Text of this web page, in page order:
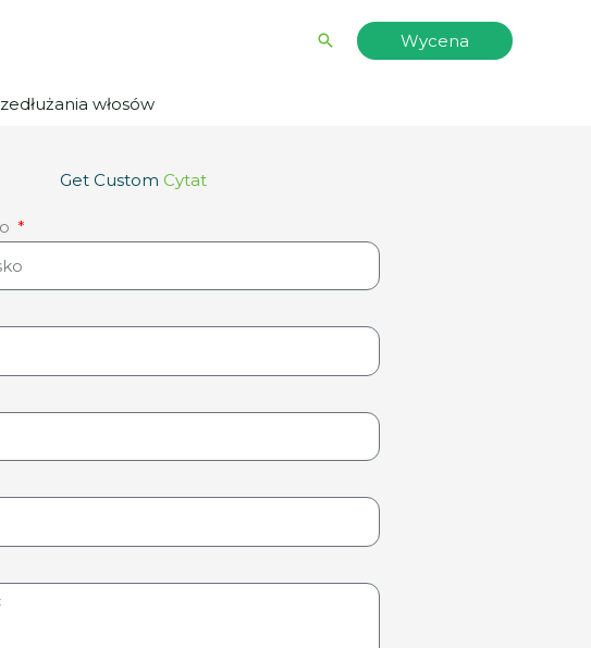
Wyszukiwanie
Wycena
włosów
Get Custom Cytat